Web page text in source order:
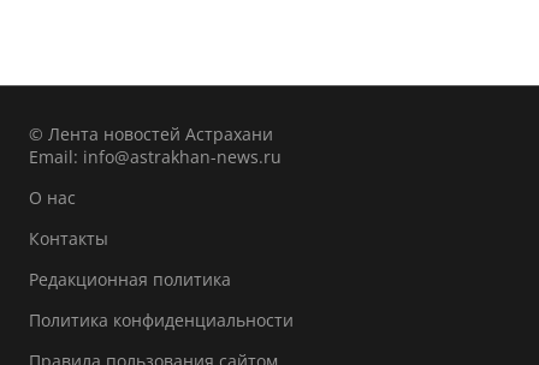
© Лента новостей Астрахани
Email: info@astrakhan-news.ru
О нас
Контакты
Редакционная политика
Политика конфиденциальности